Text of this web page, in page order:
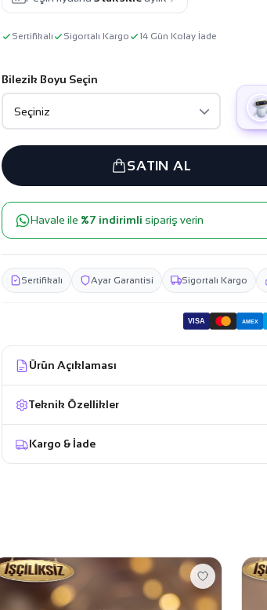
Sertifikalı Sigortalı Kargo 14 Gün Kolay İade
Bilezik Boyu Seçin
SATIN AL
Havale ile %7 indirimli sipariş verin
Sertifikalı Ayar Garantisi Sigortalı Kargo
VISA AMEX
Ürün Açıklaması
Teknik Özellikler
Kargo & İade